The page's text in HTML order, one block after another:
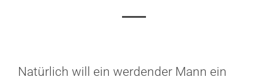
Natürlich will ein werdender Mann ein